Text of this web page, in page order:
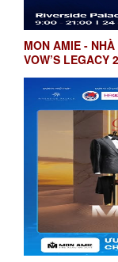
MON AMIE -
VOW’S LEGACY